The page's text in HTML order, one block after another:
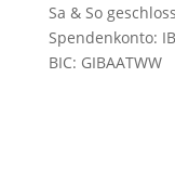
Sa & So
Spendenkonto:
BIC: